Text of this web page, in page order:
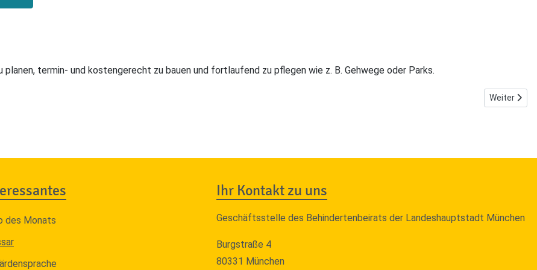
termin- und kostengerecht zu bauen und fortlaufend zu pflegen wie z. B. Gehwege oder Parks.
Nächster
Weiter
des Monats
Ihr Kontakt zu uns
Geschäftsstelle des Behindertenbeirats der Landeshauptstadt München
Burgstraße 4
80331 München